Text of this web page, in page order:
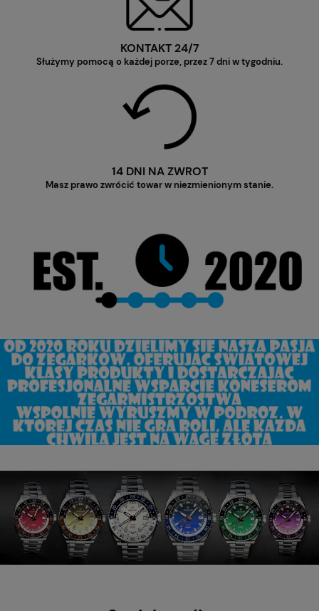
KONTAKT 24/7
Służymy pomocą o każdej porze, przez 7 dni w tygodniu.
14 DNI NA ZWROT
Masz prawo zwrócić towar w niezmienionym stanie.